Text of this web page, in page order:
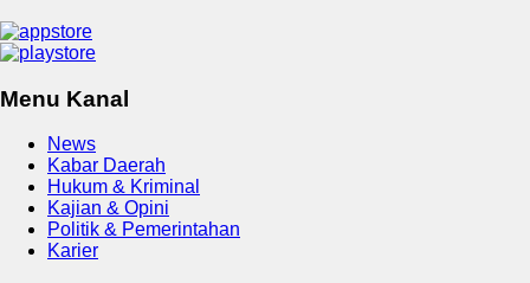
Menu Kanal
News
Kabar Daerah
Hukum & Kriminal
Kajian & Opini
Politik & Pemerintahan
Karier